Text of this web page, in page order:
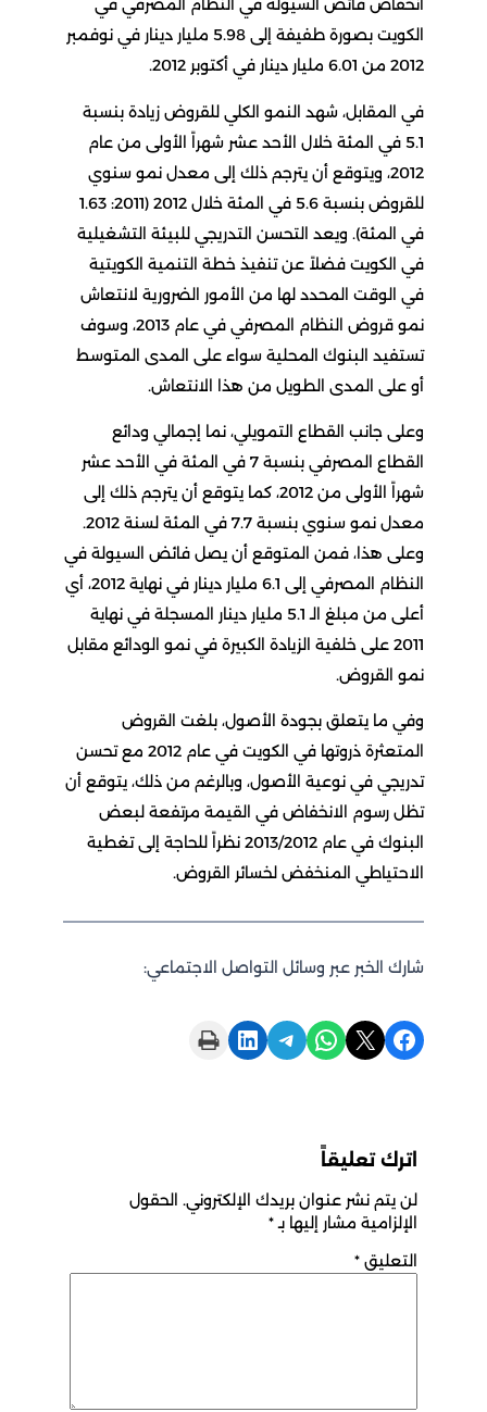
انخفاض فائض السيولة في النظام المصرفي في
الكويت بصورة طفيفة إلى 5.98 مليار دينار في نوفمبر
2012 من 6.01 مليار دينار في أكتوبر 2012.
في المقابل، شهد النمو الكلي للقروض زيادة بنسبة
5.1 في المئة خلال الأحد عشر شهراً الأولى من عام
2012، ويتوقع أن يترجم ذلك إلى معدل نمو سنوي
للقروض بنسبة 5.6 في المئة خلال 2012 (2011: 1.63
في المئة). ويعد التحسن التدريجي للبيئة التشغيلية
في الكويت فضلاً عن تنفيذ خطة التنمية الكويتية
في الوقت المحدد لها من الأمور الضرورية لانتعاش
نمو قروض النظام المصرفي في عام 2013، وسوف
تستفيد البنوك المحلية سواء على المدى المتوسط
أو على المدى الطويل من هذا الانتعاش.
وعلى جانب القطاع التمويلي، نما إجمالي ودائع
القطاع المصرفي بنسبة 7 في المئة في الأحد عشر
شهراً الأولى من 2012، كما يتوقع أن يترجم ذلك إلى
معدل نمو سنوي بنسبة 7.7 في المئة لسنة 2012.
وعلى هذا، فمن المتوقع أن يصل فائض السيولة في
النظام المصرفي إلى 6.1 مليار دينار في نهاية 2012، أي
أعلى من مبلغ الـ 5.1 مليار دينار المسجلة في نهاية
2011 على خلفية الزيادة الكبيرة في نمو الودائع مقابل
نمو القروض.
وفي ما يتعلق بجودة الأصول، بلغت القروض
المتعثرة ذروتها في الكويت في عام 2012 مع تحسن
تدريجي في نوعية الأصول، وبالرغم من ذلك، يتوقع أن
تظل رسوم الانخفاض في القيمة مرتفعة لبعض
البنوك في عام 2013/2012 نظراً للحاجة إلى تغطية
الاحتياطي المنخفض لخسائر القروض.
شارك الخبر عبر وسائل التواصل الاجتماعي:
Share on Facebook
Share on X
Share on WhatsApp
Share on Telegram
Share on LinkedIn
Print this Page
اترك تعليقاً
لن يتم نشر عنوان بريدك الإلكتروني. الحقول
الإلزامية مشار إليها بـ*
التعليق *